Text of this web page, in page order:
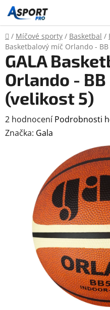
Přejít
na
obsah
Domů
/ Míčové sporty / Basketbal /
Basketbalový míč Orlando -
GALA
Orlando - BB
(velikost 5)
Průměrné
hodnocení
hvězdiček.
2 hodnocení Podrobnosti
Značka: Gala